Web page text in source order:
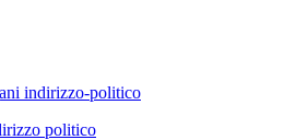
indirizzo-politico
politico